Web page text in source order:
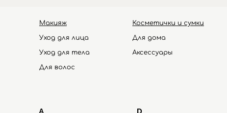
Макияж
Уход для лица
Уход для тела
Для волос
Косметички и сумки
Для дома
Аксессуары
HOLIFROG
A D